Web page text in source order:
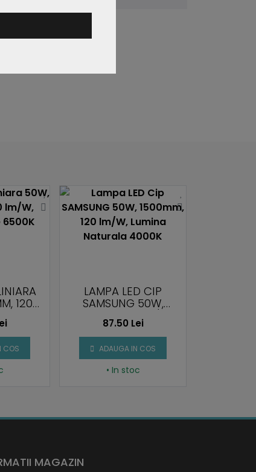
120
RECE
COS
LAMPA LED CIP
SAMSUNG 50W,
1500MM, 120 LM/W,
LUMINA NATURALA
4000K
87.50 Lei
ADAUGA IN COS
• In stoc
MAGAZIN